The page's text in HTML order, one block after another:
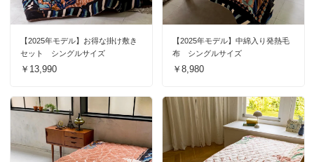
【2025年モデル】お得な掛け敷き
セット シングルサイズ
￥13,990
【2025年モデル】中綿入り発熱毛
布 シングルサイズ
￥8,980